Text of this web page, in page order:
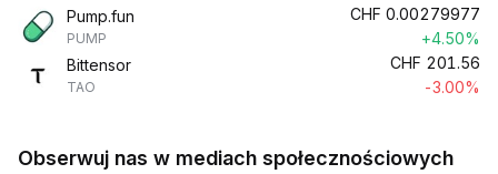
Pump.fun
PUMP
CHF 0.00279977
+4.50%
Bittensor
TAO
CHF 201.56
-3.00%
Obserwuj nas w mediach społecznościowych